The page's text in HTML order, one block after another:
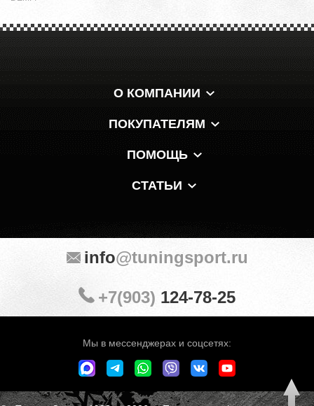
О КОМПАНИИ
ПОКУПАТЕЛЯМ
ПОМОЩЬ
СТАТЬИ
Мы в мессенджерах и соцсетях:
info@tuningsport.ru
+7(903) 124-78-25